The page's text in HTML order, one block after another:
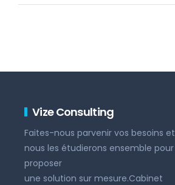
Vize Consulting
Faites-nous parvenir vos besoins et
nous les étudierons ensemble pour
proposer
une solution sur mesure.Cabinet